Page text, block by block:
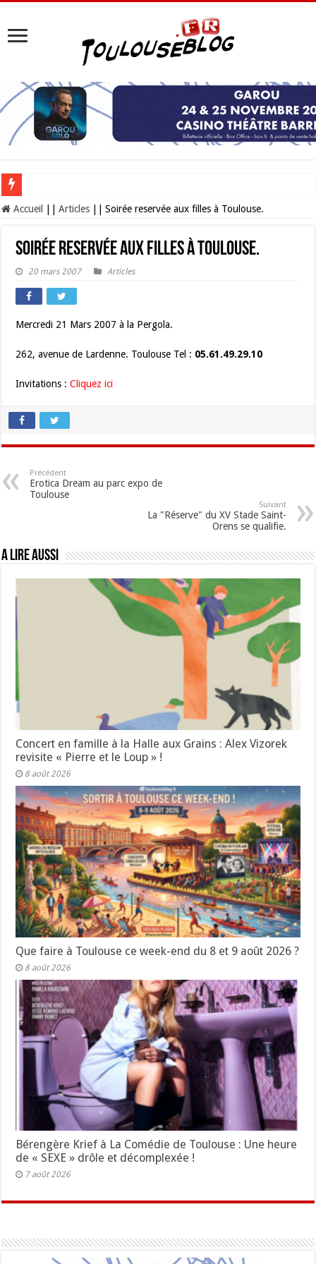
Les Nocturnes de la Cité de l’espace 2026 : l’événement incontournable de
Accueil Articles Soirée reservée aux filles à Toulouse.
Soirée reservée aux filles à Toulouse.
20 mars 2007 Articles
Mercredi 21 Mars 2007 à la Pergola.
262, avenue de Lardenne. Toulouse Tel : 05.61.49.29.10
Invitations :Cliquez ici
Précédent
Erotica Dream au parc expo de
Toulouse
Suivant
La "Réserve" du XV Stade Saint-
Orens se qualifie.
A lire aussi
Concert en famille à la Halle aux Grains : Alex Vizorek
revisite « Pierre et le Loup » !
8 août 2026
Que faire à Toulouse ce week-end du 8 et 9 août 2026 ?
8 août 2026
Bérengère Krief à La Comédie de Toulouse : Une heure
de « SEXE » drôle et décomplexée !
7 août 2026